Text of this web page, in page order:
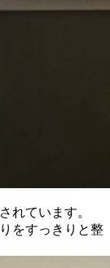
れています。
をすっきりと整